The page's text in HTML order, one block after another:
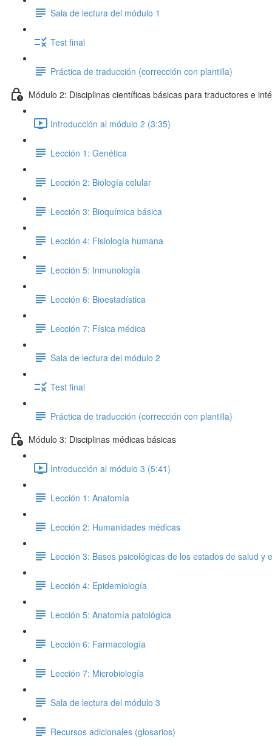
Sala de lectura del módulo 1
Test final
Práctica de traducción (corrección con plantilla)
Módulo 2: Disciplinas científicas básicas para traductores e
Introducción al módulo 2 (3:35)
Lección 1: Genética
Lección 2: Biología celular
Lección 3: Bioquímica básica
Lección 4: Fisiología humana
Lección 5: Inmunología
Lección 6: Bioestadística
Lección 7: Física médica
Sala de lectura del módulo 2
Test final
Práctica de traducción (corrección con plantilla)
Módulo 3: Disciplinas médicas básicas
Introducción al módulo 3 (5:41)
Lección 1: Anatomía
Lección 2: Humanidades médicas
Lección 3: Bases psicológicas de los estados de salud y
Lección 4: Epidemiología
Lección 5: Anatomía patológica
Lección 6: Farmacología
Lección 7: Microbiología
Sala de lectura del módulo 3
Recursos adicionales (glosarios)